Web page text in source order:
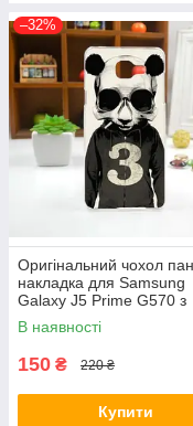
–32%
Оригінальний чохол
накладка для Samsung
Galaxy J5 Prime G570 з
картинкою Панда
В наявності
150 ₴ 220 ₴
Купити